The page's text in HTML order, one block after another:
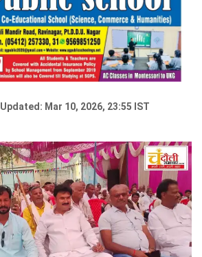
Updated: Mar 10, 2026, 23:55 IST